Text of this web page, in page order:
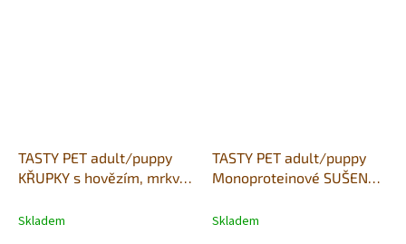
TASTY PET adult/puppy
KŘUPKY s hovězím, mrkví,
ENERGY PLUS
Skladem
TASTY PET adult/puppy
Monoproteinové SUŠENKY
LIGHT
Skladem